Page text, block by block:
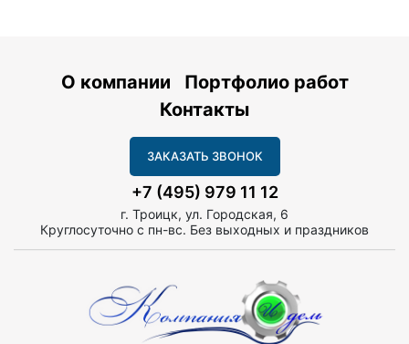
О компании
Портфолио работ
Контакты
ЗАКАЗАТЬ ЗВОНОК
+7 (495) 979 11 12
г. Троицк, ул. Городская, 6
Круглосуточно с пн-вс. Без выходных и праздников